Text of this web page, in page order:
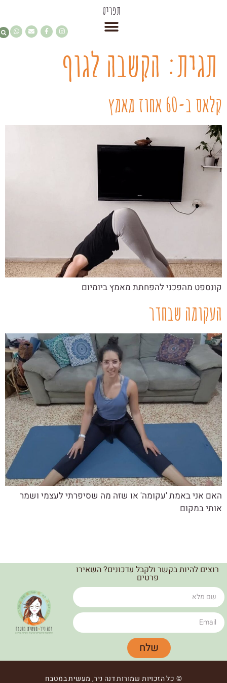
תפריט
תגית: הקשבה לגוף
קלאס ב-60 אחוז מאמץ
קונספט מהפכני להפחתת מאמץ ביומיום
העקומה שבחדר
האם אני באמת 'עקומה' או שזה מה שסיפרתי לעצמי ושמר
אותי במקום
רוצים להיות בקשר ולקבל עדכונים? השאירו
פרטים
שלח
© כל הזכויות שמורות דנה ניר, מעשית במטבח